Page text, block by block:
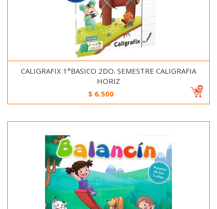
CALIGRAFIX 1°BASICO 2DO. SEMESTRE CALIGRAFIA
HORIZ
$ 6.500